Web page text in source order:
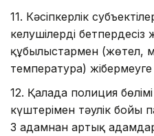
11. Кәсіпкерлік
келушілерді
құбылыстармен (жөтел,
температура) жібермеуге
12. Қалада полиция
күштерімен тәулік бойы
3 адамнан артық